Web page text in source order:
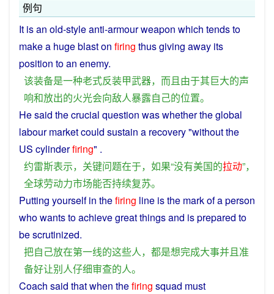
例句
It isan old-style anti-armourweapon which tendsto
makea hugeblast on firing thusgiving away its
position to an enemy.
该装备是一种老式反装甲武器， 而且由于其巨大的声
响和放出的火光会向敌人暴露自己的位置。
Hesaid thecrucial question waswhethertheglobal
labour marketcould sustain a recovery"withoutthe
US cylinderfiring" .
约雷斯表示， 关键问题在于， 如果“没有美国的拉动”，
全球劳动力市场能否持续复苏。
Putting yourself in thefiring line isthe mark of aperson
whowantstoachievegreat thingsand isprepared to
bescrutinized.
把自己放在第一线的这些人， 都是想完成大事并且准
备好让别人仔细审查的人。
Coach said thatwhen thefiring squad must